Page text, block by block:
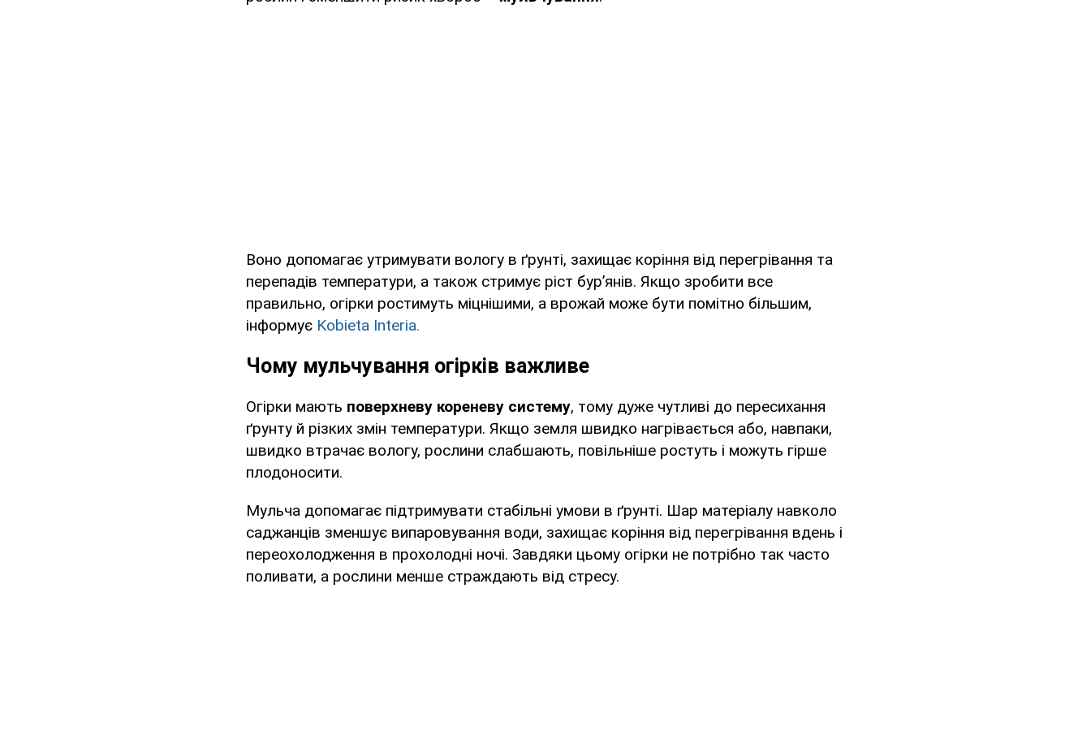
Воно допомагає утримувати вологу в ґрунті, захищає коріння від перегрівання та
перепадів температури, а також стримує ріст бур’янів. Якщо зробити все
правильно, огірки ростимуть міцнішими, а врожай може бути помітно більшим,
інформує Kobieta Interia.
Чому мульчування огірків важливе
Огірки мають поверхневу кореневу систему, тому дуже чутливі до пересихання
ґрунту й різких змін температури. Якщо земля швидко нагрівається або, навпаки,
швидко втрачає вологу, рослини слабшають, повільніше ростуть і можуть гірше
плодоносити.
Мульча допомагає підтримувати стабільні умови в ґрунті. Шар матеріалу навколо
саджанців зменшує випаровування води, захищає коріння від перегрівання вдень і
переохолодження в прохолодні ночі. Завдяки цьому огірки не потрібно так часто
поливати, а рослини менше страждають від стресу.